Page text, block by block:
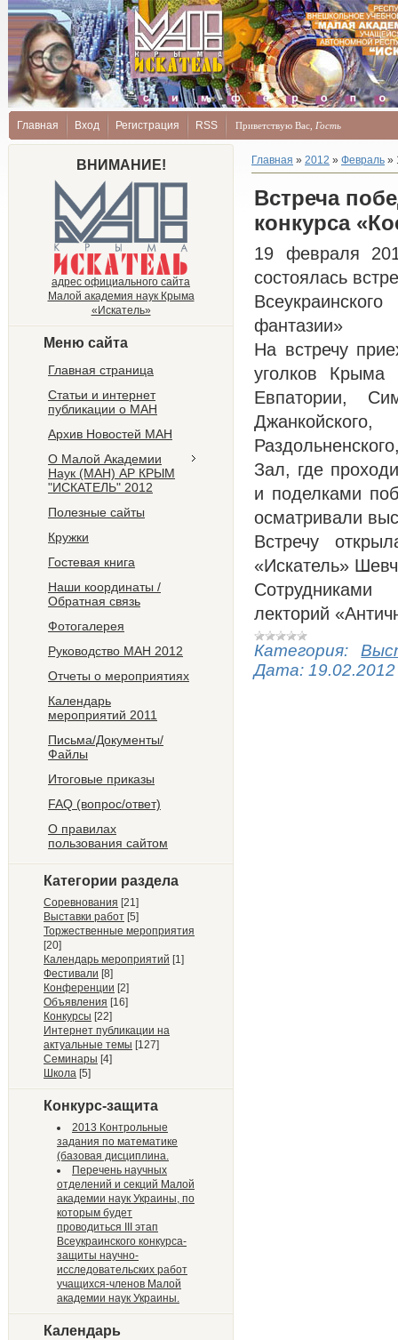
Главная Вход Регистрация RSS Приветствую Вас Гость
ВНИМАНИЕ!
адрес официального сайта
Малой академия наук Крыма
«Искатель»
Меню сайта
Главная страница
Статьи и интернет
публикации о МАН
Архив Новостей МАН
О Малой Академии
Наук (МАН) АР КРЫМ
"ИСКАТЕЛЬ" 2012
Полезные сайты
Кружки
Гостевая книга
Наши координаты /
Обратная связь
Фотогалерея
Руководство МАН 2012
Отчеты о мероприятиях
Календарь
мероприятий 2011
Письма/Документы/
Файлы
Итоговые приказы
FAQ (вопрос/ответ)
О правилах
пользования сайтом
Категории раздела
Соревнования [21]
Выставки работ [5]
Торжественные мероприятия
[20]
Календарь мероприятий [1]
Фестивали [8]
Конференции [2]
Объявления [16]
Конкурсы [22]
Интернет публикации на
актуальные темы [127]
Семинары [4]
Школа [5]
Конкурс-защита
2013 Контрольные
задания по математике
(базовая дисциплина.
Перечень научных
отделений и секций Малой
академии наук Украины, по
которым будет
проводиться III этап
Всеукраинского конкурса-
защиты научно-
исследовательских работ
учащихся-членов Малой
академии наук Украины.
Календарь
Главная » 2012 » Февраль »
Встреча
конкурса
19 февраля
состоялась
фантазии»
На встречу
уголков
Евпатории,
Джанкойского,
Зал, где
и поделками
осматривали
Встречу
«Искатель»
лекторий
Категория:
Дата: 19.02.2012